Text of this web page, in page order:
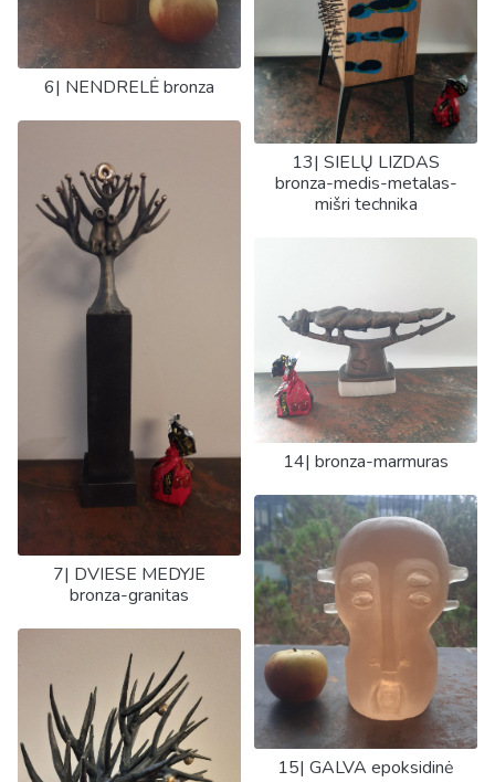
6| NENDRELĖ bronza
7| DVIESE MEDYJE
bronza-granitas
13| SIELŲ LIZDAS
bronza-medis-metalas-
mišri technika
14| bronza-marmuras
15| GALVA epoksidinė